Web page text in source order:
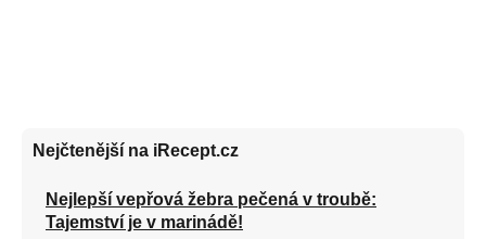
Nejčtenější na iRecept.cz
Nejlepší vepřová žebra pečená v troubě:
Tajemství je v marinádě!